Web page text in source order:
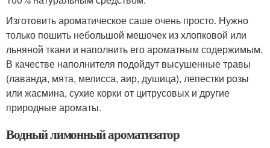
Изготовить ароматическое саше очень просто. Нужно
только пошить небольшой мешочек из хлопковой или
льняной ткани и наполнить его ароматным содержимым.
В качестве наполнителя подойдут высушенные травы
(лаванда, мята, мелисса, аир, душица), лепестки розы
или жасмина, сухие корки от цитрусовых и другие
природные ароматы.
Водный лимонный ароматизатор